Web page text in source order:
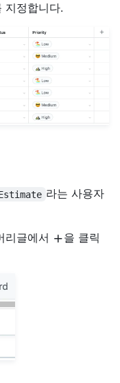
지정합니다.
라는 사용자
리글에서
을 클릭